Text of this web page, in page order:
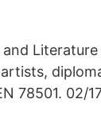
78501. 02/